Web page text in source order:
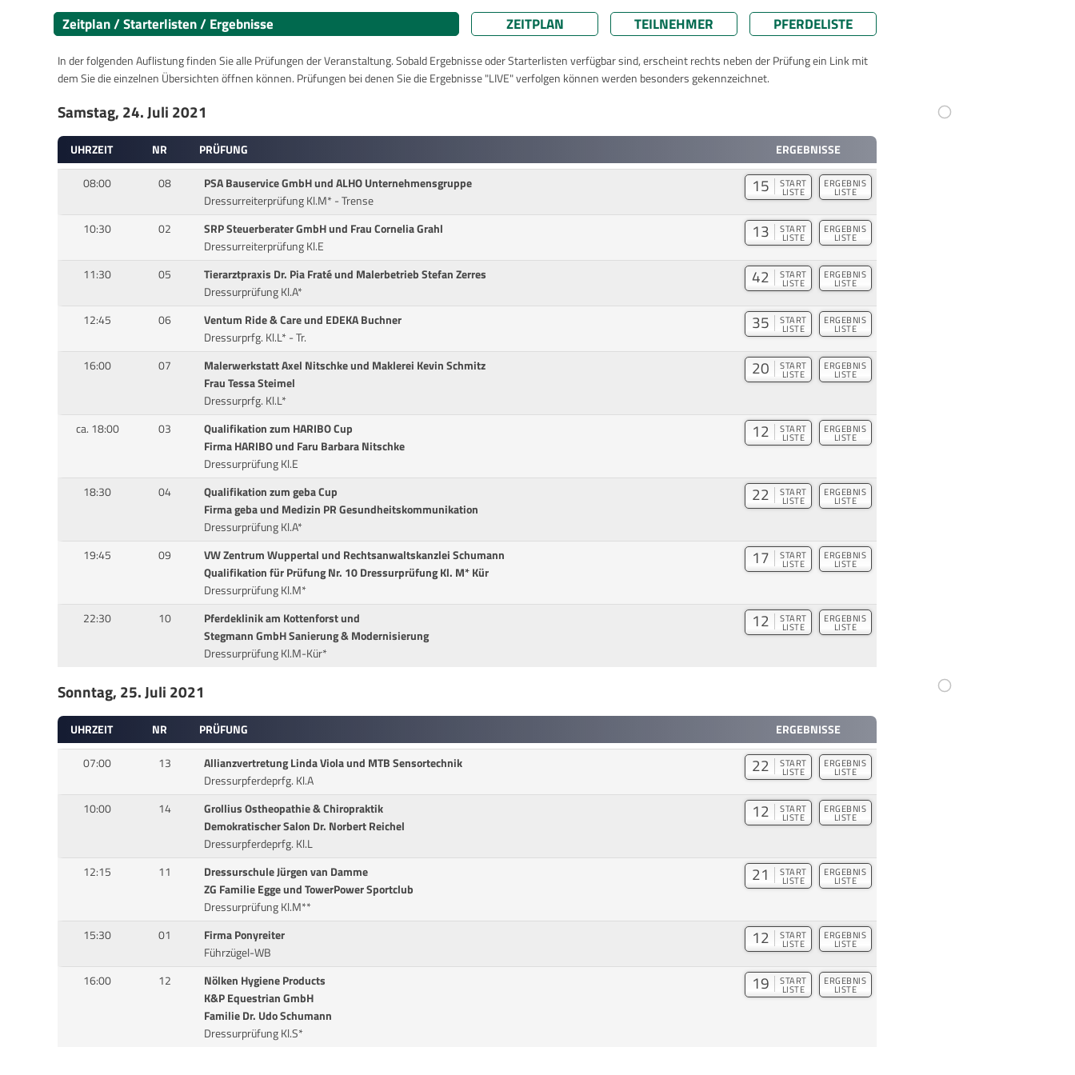
Zeitplan / Starterlisten / Ergebnisse ZEITPLAN TEILNEHMER PFERDELISTE
In der folgenden Auflistung finden Sie alle Prüfungen der Veranstaltung. Sobald Ergebnisse oder Starterlisten verfügbar sind, erscheint rechts neben der Prüfung ein Link mit
dem Sie die einzelnen Übersichten öffnen können. Prüfungen bei denen Sie die Ergebnisse "LIVE" verfolgen können werden besonders gekennzeichnet.
Samstag, 24. Juli 2021
UHRZEIT NR PRÜFUNG
ERGEBNISSE
08:00
08
PSA Bauservice GmbH und ALHO Unternehmensgruppe
Dressurreiterprüfung Kl.M* - Trense
15 START
LISTE
ERGEBNIS
LISTE
10:30 02
SRP Steuerberater GmbH und Frau Cornelia Grahl
Dressurreiterprüfung Kl.E
13 START
LISTE
ERGEBNIS
LISTE
11:30 05
Tierarztpraxis Dr. Pia Fraté und Malerbetrieb Stefan Zerres
Dressurprüfung Kl.A*
42 START
LISTE
ERGEBNIS
LISTE
12:45 06
Ventum Ride & Care und EDEKA Buchner
Dressurprfg. Kl.L* - Tr.
35 START
LISTE
ERGEBNIS
LISTE
16:00 07
Malerwerkstatt Axel Nitschke und Maklerei Kevin Schmitz
Frau Tessa Steimel
Dressurprfg. Kl.L*
20 START
LISTE
ERGEBNIS
LISTE
ca. 18:00 03
Qualifikation zum HARIBO Cup
Firma HARIBO und Faru Barbara Nitschke
Dressurprüfung Kl.E
12 START
LISTE
ERGEBNIS
LISTE
18:30 04
Qualifikation zum geba Cup
Firma geba und Medizin PR Gesundheitskommunikation
Dressurprüfung Kl.A*
22 START
LISTE
ERGEBNIS
LISTE
19:45 09
VW Zentrum Wuppertal und Rechtsanwaltskanzlei Schumann
Qualifikation für Prüfung Nr. 10 Dressurprüfung Kl. M* Kür
Dressurprüfung Kl.M*
17 START
LISTE
ERGEBNIS
LISTE
22:30 10
Pferdeklinik am Kottenforst und
Stegmann GmbH Sanierung & Modernisierung
Dressurprüfung Kl.M-Kür*
12 START
LISTE
ERGEBNIS
LISTE
Sonntag, 25. Juli 2021
UHRZEIT NR PRÜFUNG
ERGEBNISSE
07:00
13
Allianzvertretung Linda Viola und MTB Sensortechnik
Dressurpferdeprfg. Kl.A
22 START
LISTE
ERGEBNIS
LISTE
10:00 14
Grollius Ostheopathie & Chiropraktik
Demokratischer Salon Dr. Norbert Reichel
Dressurpferdeprfg. Kl.L
12 START
LISTE
ERGEBNIS
LISTE
12:15 11
Dressurschule Jürgen van Damme
ZG Familie Egge und TowerPower Sportclub
Dressurprüfung Kl.M**
21 START
LISTE
ERGEBNIS
LISTE
15:30 01
Firma Ponyreiter
Führzügel-WB
12 START
LISTE
ERGEBNIS
LISTE
16:00 12
Nölken Hygiene Products
K&P Equestrian GmbH
Familie Dr. Udo Schumann
Dressurprüfung Kl.S*
19 START
LISTE
ERGEBNIS
LISTE